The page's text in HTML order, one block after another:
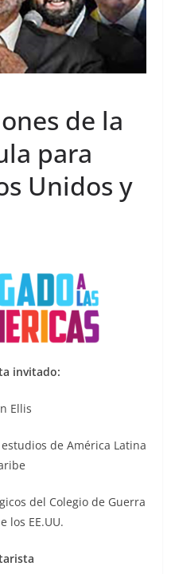
de la
para
Unidos y
invitado:
Ellis
de América Latina
del Colegio de Guerra
los EE.UU.